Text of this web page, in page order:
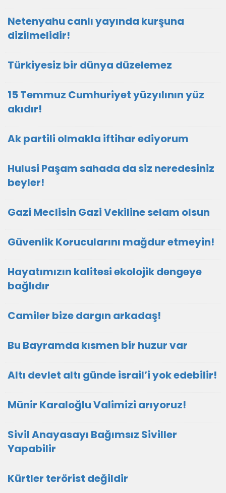
Netenyahu canlı yayında kurşuna
dizilmelidir!
Türkiyesiz bir dünya düzelemez
15 Temmuz Cumhuriyet yüzyılının yüz
akıdır!
Ak partili olmakla iftihar ediyorum
Hulusi Paşam sahada da siz neredesiniz
beyler!
Gazi Meclisin Gazi Vekiline selam olsun
Güvenlik Korucularını mağdur etmeyin!
Hayatımızın kalitesi ekolojik dengeye
bağlıdır
Camiler bize dargın arkadaş!
Bu Bayramda kısmen bir huzur var
Altı devlet altı günde israil’i yok edebilir!
Münir Karaloğlu Valimizi arıyoruz!
Sivil Anayasayı Bağımsız Siviller
Yapabilir
Kürtler terörist değildir